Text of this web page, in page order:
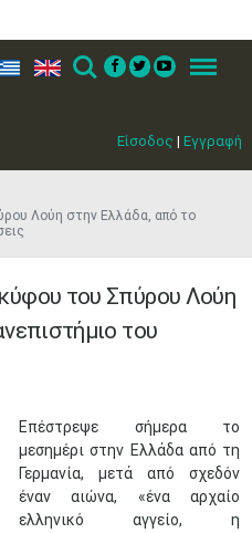
Είσοδος | Εγγραφή
en Search Menu
Λούη στην Ελλάδα, από το
του Σπύρου Λούη
του
​Επέστρεψε σήμερα το
μεσημέρι στην Ελλάδα από τη
Γερμανία, μετά από σχεδόν
έναν αιώνα, «ένα αρχαίο
ελληνικό αγγείο, η